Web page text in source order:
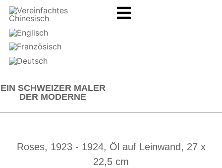
EIN SCHWEIZER MALER
DER MODERNE
Roses, 1923 - 1924, Öl auf Leinwand, 27 x
22,5 cm